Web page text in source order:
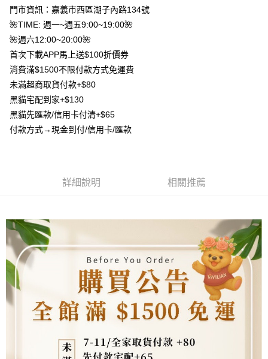
【大哥付你分期使用說明】
2.付款方式選擇「大哥付你分期」，訂單成立後會自動跳轉到大哥付的交易
流程，驗證手機門號後，選擇欲分期的期數、繳款截止日，確認付款後即完
成交易。
3.實際核准額度、可分期數及費用金額請依後續交易確認頁面所載為準。
4.訂單成立30分鐘內，如未前往確認交易或遇審核未通過，訂單將自動取
消。如遇「轉專審核」未通過狀況，表示未達大哥付你分期系統評分，恕無
【繳款方式說明】
1.分期款項不併入電信帳單，「大哥付你分期」於每月結算日後寄送繳費提
醒簡訊。
2.透過簡訊連結打開帳單後，可選擇「超商條碼／台灣大直營門市／銀行轉
1.本服務係由「台灣大哥大股份有限公司」（以下簡稱本公司）所提供，讓
用戶於交易時，得透過本服務購買商品或服務，並由商店將買賣／分期付款
資料（包含姓名、電話或地址）提供予台灣大哥大進項蒐集、處理及利用，
由本公司與您本人進行分期帳單所需資料之確認、核對及更正。
3.完整用戶服務條款，請詳閱以下連結：https://oppay.tw/userRule
AFTEE先享後付
相關說明
【關於「AFTEE先享後付」】
AFTEE先享後付是「在收到商品之後才付款」的支付方式。 讓您購物簡單
便利好安心！
１．簡單：不需註冊會員、不需綁卡、不需儲值。
２．便利：只要手機號碼，簡訊認證，即可結帳。
３．安心：先確認商品／服務後，再付款。
【「AFTEE先享後付」結帳流程】
１．於結帳方式選擇「AFTEE先享後付」後，將跳轉至「AFTEE先享後付」
※ 請注意：結帳手續完成當下不需立刻繳費，但若您需要取消訂單，請聯絡
是否繳費成功／繳費後需取消欲退款等相關疑問，請聯繫「AFTEE先享後付
客戶支援中心」
https://netprotections.freshdesk.com/support/home
【注意事項】
１．透過由恩沛科技股份有限公司提供之「AFTEE先享後付」服務完成之交
易，需依本服務之必要範圍內提供個人資料，並將交易相關給付款項請求債
權轉讓予恩沛科技股份有限公司。
２．關於個人資料處理事宜，請瀏覽以下網址：
https://aftee.tw/terms/#terms3
３．未成年的使用者請事先徵得法定代理人或監護人之同意方可使用
４．使用「AFTEE先享後付」時，將依據個別帳號之用戶狀況，依本公司即
ATM付款
貨到付款
運送方式
全家取貨付款
每筆NT$80，滿NT$1,500(含以上)免運費
貨到付款
每筆NT$130，滿NT$1,500(含以上)免運費
海外配送 查看運費
門市資訊：嘉義市西區湖子內路134號
🌺TIME: 週一~週五9:00~19:00🌺
🌺週六12:00~20:00🌺
首次下載APP馬上送$100折價券
消費滿$1500不限付款方式免運費
未滿超商取貨付款+$80
黑貓宅配到家+$130
黑貓先匯款/信用卡付清+$65
付款方式→現金到付/信用卡/匯款
詳細說明 相關推薦